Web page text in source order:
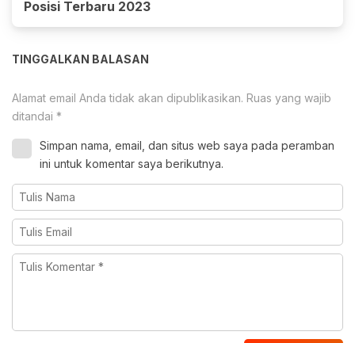
Posisi Terbaru 2023
TINGGALKAN BALASAN
Alamat email Anda tidak akan dipublikasikan. Ruas yang wajib
ditandai *
Simpan nama, email, dan situs web saya pada peramban
ini untuk komentar saya berikutnya.